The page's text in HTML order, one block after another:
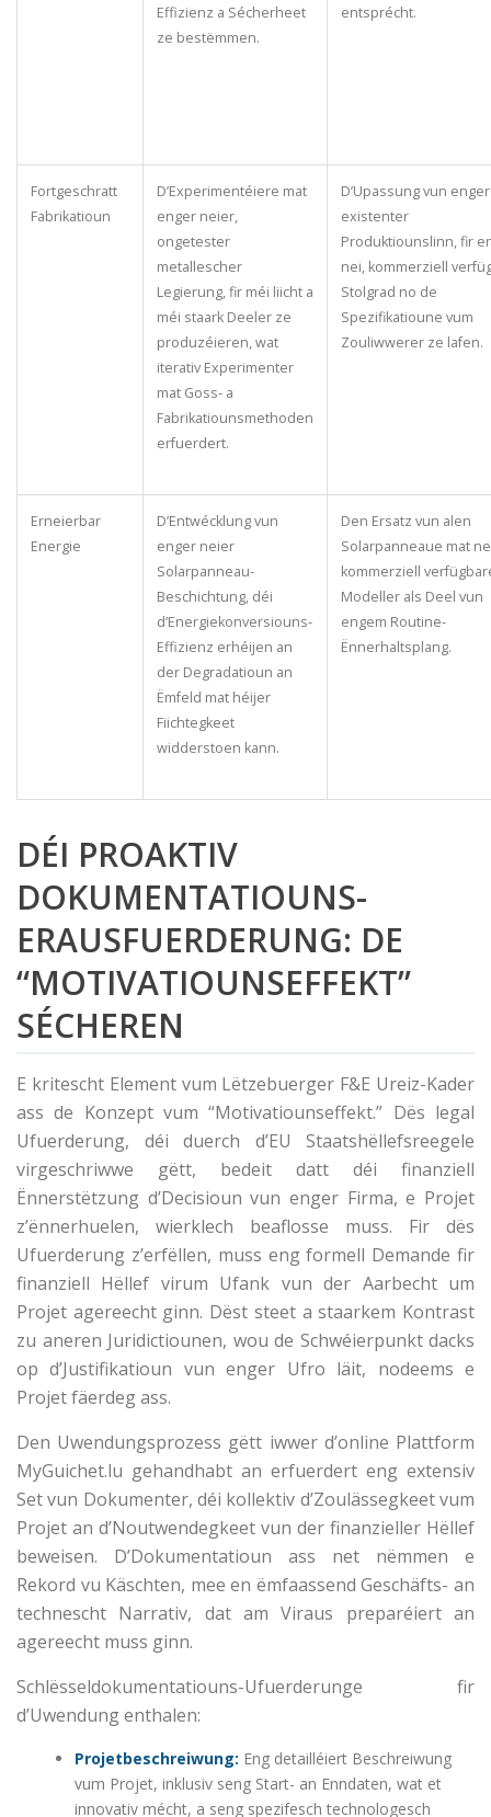
Effizienz a Sécherheet
ze bestëmmen.
entsprécht.
Fortgeschratt
Fabrikatioun
D’Experimentéiere mat
enger neier,
ongetester
metallescher
Legierung, fir méi liicht a
méi staark Deeler ze
produzéieren, wat
iterativ Experimenter
mat Goss- a
Fabrikatiounsmethoden
erfuerdert.
D’Upassung vun enger
existenter
Produktiounslinn, fir
nei, kommerziell
Stolgrad no de
Spezifikatioune vum
Zouliwwerer ze lafen.
Erneierbar
Energie
D’Entwécklung vun
enger neier
Solarpanneau-
Beschichtung, déi
d’Energiekonversiouns-
Effizienz erhéijen an
der Degradatioun an
Ëmfeld mat héijer
Fiichtegkeet
widderstoen kann.
Den Ersatz vun alen
Solarpanneaue mat
kommerziell
Modeller als Deel vun
engem Routine-
Ënnerhaltsplang.
DÉI PROAKTIV
DOKUMENTATIOUNS-
ERAUSFUERDERUNG: DE
“MOTIVATIOUNSEFFEKT”
SÉCHEREN
E kritescht Element vum Lëtzebuerger F&E Ureiz-Kader
ass de Konzept vum “Motivatiounseffekt.” Dës legal
Ufuerderung, déi duerch d’EU Staatshëllefsreegele
virgeschriwwe gëtt, bedeit datt déi finanziell
Ënnerstëtzung d’Decisioun vun enger Firma, e Projet
z’ënnerhuelen, wierklech beaflosse muss. Fir dës
Ufuerderung z’erfëllen, muss eng formell Demande fir
finanziell Hëllef virum Ufank vun der Aarbecht um
Projet agereecht ginn. Dëst steet a staarkem Kontrast
zu aneren Juridictiounen, wou de Schwéierpunkt dacks
op d’Justifikatioun vun enger Ufro läit, nodeems e
Projet fäerdeg ass.
Den Uwendungsprozess gëtt iwwer d’online Plattform
MyGuichet.lu gehandhabt an erfuerdert eng extensiv
Set vun Dokumenter, déi kollektiv d’Zoulässegkeet vum
Projet an d’Noutwendegkeet vun der finanzieller Hëllef
beweisen. D’Dokumentatioun ass net nëmmen e
Rekord vu Käschten, mee en ëmfaassend Geschäfts- an
technescht Narrativ, dat am Viraus preparéiert an
agereecht muss ginn.
Schlësseldokumentatiouns-Ufuerderunge fir
d’Uwendung enthalen:
Projetbeschreiwung: Eng detailléiert Beschreiwung
vum Projet, inklusiv seng Start- an Enndaten, wat et
innovativ mécht, a seng spezifesch technologesch